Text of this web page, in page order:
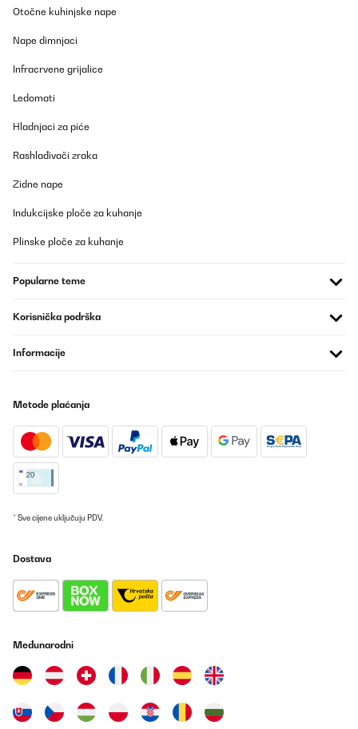
Bedienung einfach einzustellen. Bei dem Anbau würde ich mit
Von der Heizstrahlung her war ich auch angetan. 20qm
kann man nichts verkehrt machen. Hab ihn an der Wand verbaut.
Amazon-Benutzer
Raumtemperatur geregelt werden kann. Danach habe ich
da platzieren, wo man sie braucht. Mit Flügelschrauben fixieren,
POTVRĐENI PREGLED
schönes Design.Handling per Fernsteuerung einwandfrei; die
optionale App-Lösung ist nicht notwendig.Montage etwas
Amazon-Benutzer
Der Heizstrahler als solcher ist top.Kleine Mankos sind das
etwas kurze Kabel für eine Wandbefestigung und
Otočne kuhinjske nape
Nape dimnjaci
Infracrvene grijalice
Ledomati
Hladnjaci za piće
Rashlađivači zraka
Zidne nape
Indukcijske ploče za kuhanje
Plinske ploče za kuhanje
Popularne teme
Korisnička podrška
Informacije
Metode plaćanja
* Sve cijene uključuju PDV.
Dostava
Međunarodni